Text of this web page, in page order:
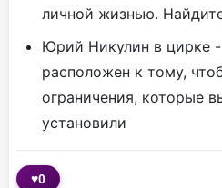
личной жизнью.
Юрий Никулин в цирке
расположен к тому,
ограничения, которые
установили
♥0